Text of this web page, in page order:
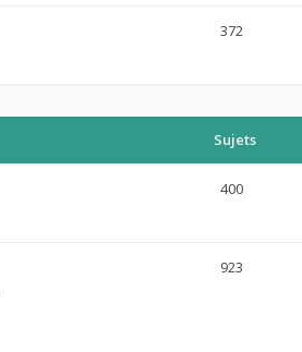
372
Sujets
400
923